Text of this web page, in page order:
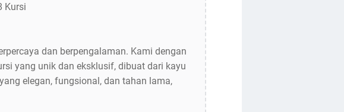
Kursi
dan berpengalaman. Kami dengan
yang unik dan eksklusif, dibuat dari kayu
elegan, fungsional, dan tahan lama,